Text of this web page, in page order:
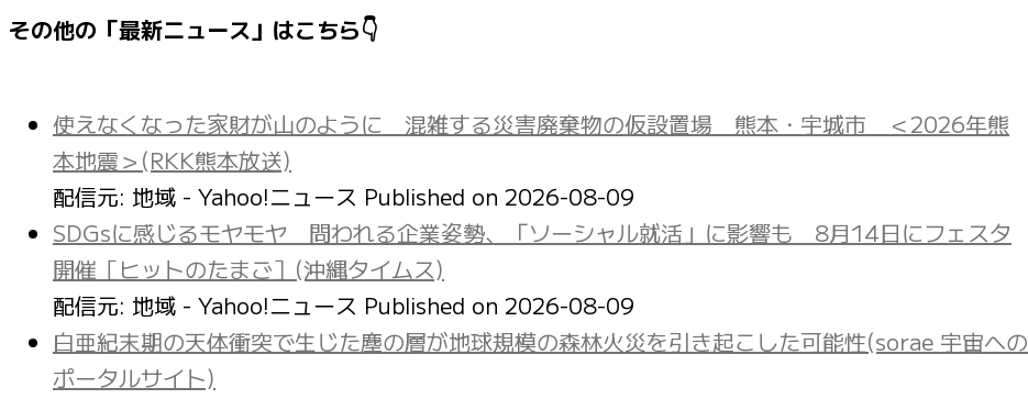
その他の「最新ニュース」はこちら👇
使えなくなった家財が山のように 混雑する災害廃棄物の仮設置場 熊本・宇城市 ＜2026年熊
本地震＞(RKK熊本放送)
配信元: 地域 - Yahoo!ニュース Published on 2026-08-09
SDGsに感じるモヤモヤ 問われる企業姿勢、「ソーシャル就活」に影響も 8月14日にフェスタ
開催［ヒットのたまご］(沖縄タイムス)
配信元: 地域 - Yahoo!ニュース Published on 2026-08-09
白亜紀末期の天体衝突で生じた塵の層が地球規模の森林火災を引き起こした可能性(sorae 宇宙への
ポータルサイト)